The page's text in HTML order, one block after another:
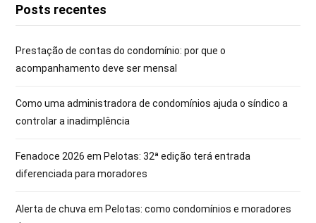
Posts recentes
Prestação de contas do condomínio: por que o
acompanhamento deve ser mensal
Como uma administradora de condomínios ajuda o síndico a
controlar a inadimplência
Fenadoce 2026 em Pelotas: 32ª edição terá entrada
diferenciada para moradores
Alerta de chuva em Pelotas: como condomínios e moradores